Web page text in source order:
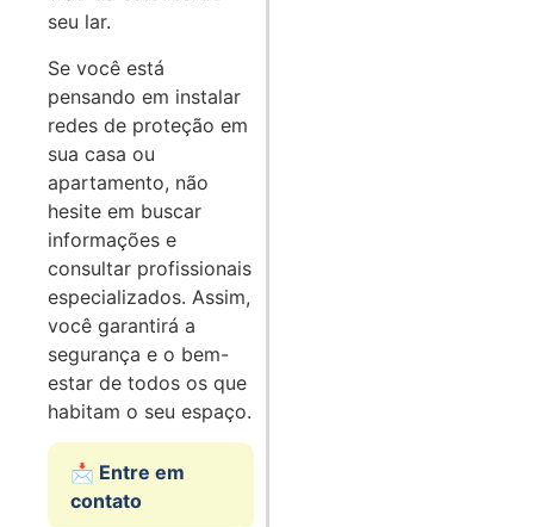
seu lar.
Se você está
pensando em instalar
redes de proteção em
sua casa ou
apartamento, não
hesite em buscar
informações e
consultar profissionais
especializados. Assim,
você garantirá a
segurança e o bem-
estar de todos os que
habitam o seu espaço.
📩 Entre em
contato